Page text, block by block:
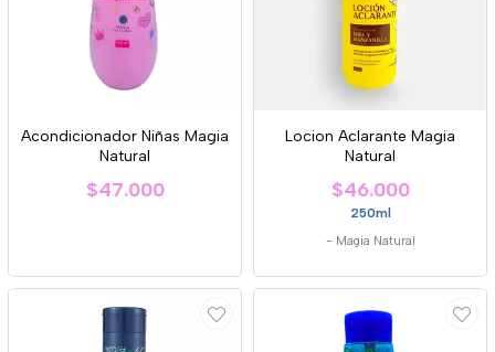
Acondicionador Niñas Magia
Natural
$47.000
Locion Aclarante Magia
Natural
$46.000
250ml
- Magia Natural